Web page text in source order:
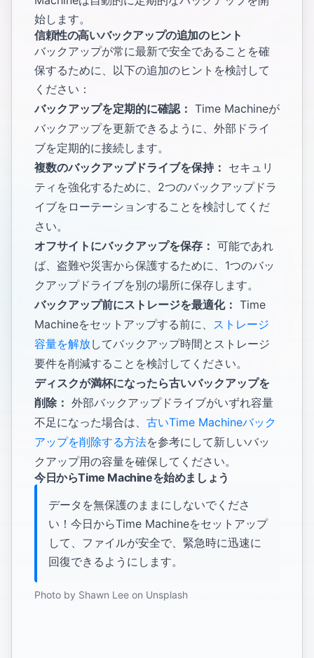
始します。
信頼性の高いバックアップの追加のヒント
バックアップが常に最新で安全であることを確
保するために、以下の追加のヒントを検討して
ください：
バックアップを定期的に確認： Time Machineが
バックアップを更新できるように、外部ドライ
ブを定期的に接続します。
複数のバックアップドライブを保持： セキュリ
ティを強化するために、2つのバックアップドラ
イブをローテーションすることを検討してくだ
さい。
オフサイトにバックアップを保存： 可能であれ
ば、盗難や災害から保護するために、1つのバッ
クアップドライブを別の場所に保存します。
バックアップ前にストレージを最適化： Time
Machineをセットアップする前に、 ストレージ
容量を解放してバックアップ時間とストレージ
要件を削減することを検討してください。
ディスクが満杯になったら古いバックアップを
削除： 外部バックアップドライブがいずれ容量
不足になった場合は、 古いTime Machineバック
アップを削除する方法を参考にして新しいバッ
クアップ用の容量を確保してください。
今日からTime Machineを始めましょう
データを無保護のままにしないでくださ
い！今日からTime Machineをセットアップ
して、ファイルが安全で、緊急時に迅速に
回復できるようにします。
Photo by Shawn Lee on Unsplash